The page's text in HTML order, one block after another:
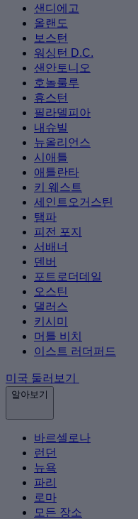
샌디에고
올랜도
보스턴
워싱턴 D.C.
샌안토니오
호놀룰루
휴스턴
필라델피아
내슈빌
뉴올리언스
시애틀
애틀란타
키 웨스트
세인트오거스틴
탬파
피전 포지
서배너
덴버
포트로더데일
오스틴
댈러스
키시미
머틀 비치
이스트 러더퍼드
미국 둘러보기
알아보기
바르셀로나
런던
뉴욕
파리
로마
모든 장소